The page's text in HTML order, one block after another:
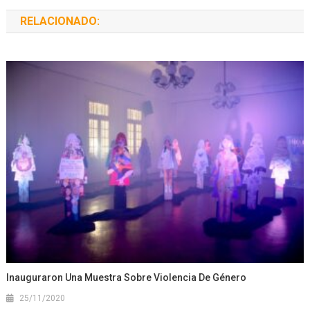
RELACIONADO:
Inauguraron Una Muestra Sobre Violencia De Género
25/11/2020